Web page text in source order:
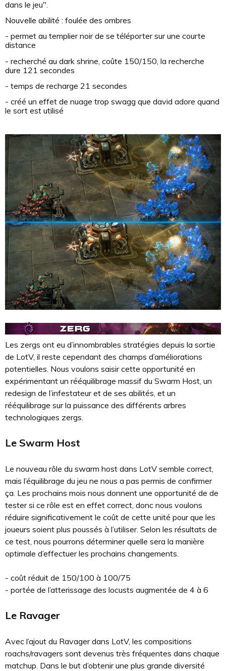
dans le jeu".
Nouvelle abilité : foulée des ombres
- permet au templier noir de se téléporter sur une courte
distance
- recherché au dark shrine, coûte 150/150, la recherche
dure 121 secondes
- temps de recharge 21 secondes
- créé un effet de nuage trop swagg que david adore quand
le sort est utilisé
Les zergs ont eu d’innombrables stratégies depuis la sortie
de LotV, il reste cependant des champs d’améliorations
potentielles. Nous voulons saisir cette opportunité en
expérimentant un rééquilibrage massif du Swarm Host, un
redesign de l’infestateur et de ses abilités, et un
rééquilibrage sur la puissance des différents arbres
technologiques zergs.
Le Swarm Host
Le nouveau rôle du swarm host dans LotV semble correct,
mais l’équilibrage du jeu ne nous a pas permis de confirmer
ça. Les prochains mois nous donnent une opportunité de de
tester si ce rôle est en effet correct, donc nous voulons
réduire significativement le coût de cette unité pour que les
joueurs soient plus poussés à l’utiliser. Selon les résultats de
ce test, nous pourrons déterminer quelle sera la manière
optimale d’effectuer les prochains changements.
- coût réduit de 150/100 à 100/75
- portée de l’atterissage des locusts augmentée de 4 à 6
Le Ravager
Avec l’ajout du Ravager dans LotV, les compositions
roachs/ravagers sont devenus très fréquentes dans chaque
matchup. Dans le but d’obtenir une plus grande diversité